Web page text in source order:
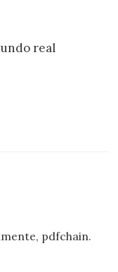
real
pdfchain.